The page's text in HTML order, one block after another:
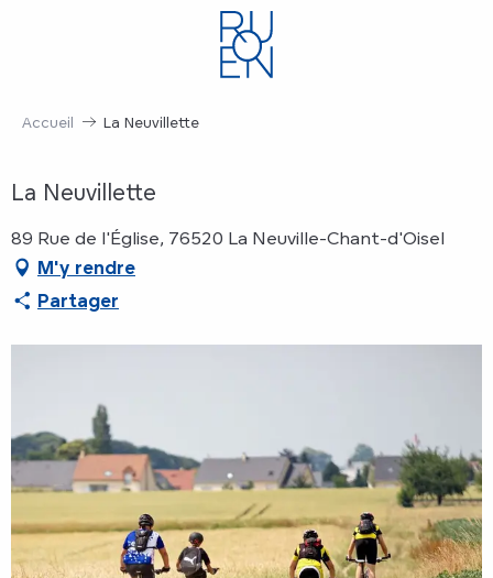
Accueil La Neuvillette
La Neuvillette
89 Rue de l'Église, 76520 La Neuville-Chant-d'Oisel
M'y rendre
Partager